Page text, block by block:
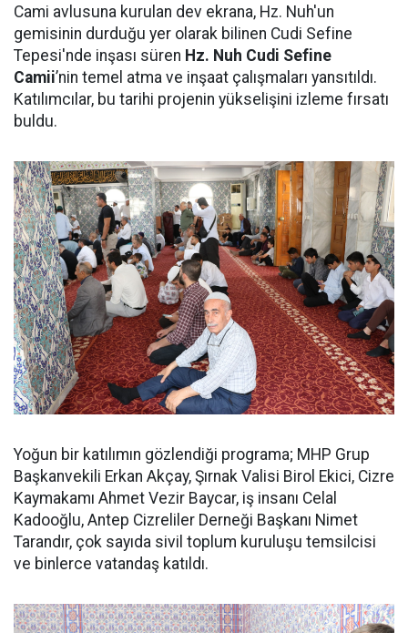
Cami avlusuna kurulan dev ekrana, Hz. Nuh'un
gemisinin durduğu yer olarak bilinen Cudi Sefine
Tepesi'nde inşası süren Hz. Nuh Cudi Sefine
Camii’nin temel atma ve inşaat çalışmaları yansıtıldı.
Katılımcılar, bu tarihi projenin yükselişini izleme fırsatı
buldu.
Yoğun bir katılımın gözlendiği programa; MHP Grup
Başkanvekili Erkan Akçay, Şırnak Valisi Birol Ekici, Cizre
Kaymakamı Ahmet Vezir Baycar, iş insanı Celal
Kadooğlu, Antep Cizreliler Derneği Başkanı Nimet
Tarandır, çok sayıda sivil toplum kuruluşu temsilcisi
ve binlerce vatandaş katıldı.